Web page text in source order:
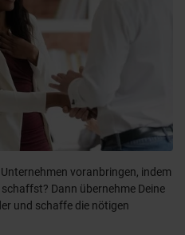
voranbringen, indem
Dann übernehme Deine
und schaffe die nötigen